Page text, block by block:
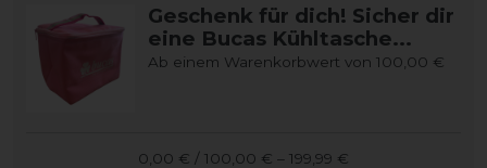
Geschenk für dich! Sicher dir
eine Bucas Kühltasche...
Ab einem Warenkorbwert von 100,00 €
0,00 € / 100,00 € – 199,99 €